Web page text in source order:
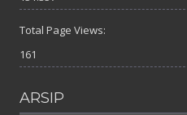
Total Page Views:
161
ARSIP